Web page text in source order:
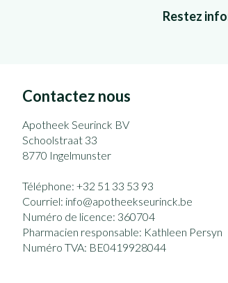
Restez
Contactez nous
Apotheek Seurinck BV
Schoolstraat 33
8770 Ingelmunster
Téléphone: +32 51 33 53 93
Courriel: info@apotheekseurinck.be
Numéro de licence: 360704
Pharmacien responsable: Kathleen Persyn
Numéro TVA: BE0419928044